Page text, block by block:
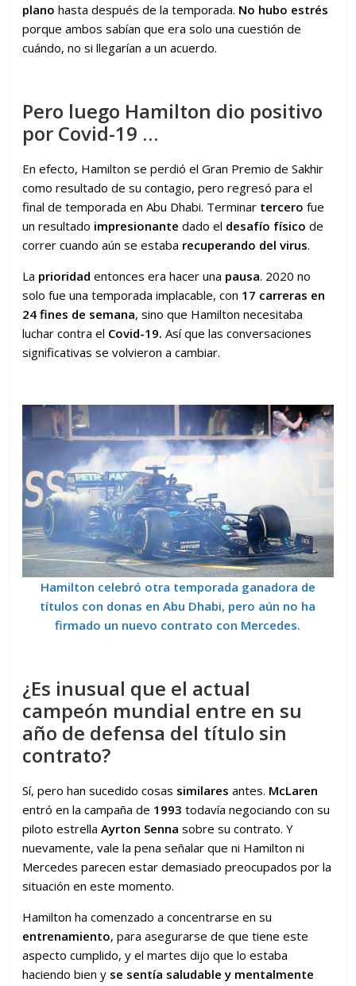
plano hasta después de la temporada. No hubo estrés
porque ambos sabían que era solo una cuestión de
cuándo, no si llegarían a un acuerdo.
Pero luego Hamilton dio positivo
por Covid-19 …
En efecto, Hamilton se perdió el Gran Premio de Sakhir
como resultado de su contagio, pero regresó para el
final de temporada en Abu Dhabi. Terminar tercero fue
un resultado impresionante dado el desafío físico de
correr cuando aún se estaba recuperando del virus.
La prioridadentonces era hacer una pausa. 2020 no
solo fue una temporada implacable, con 17 carreras en
24 fines de semana, sino que Hamilton necesitaba
luchar contra el Covid-19. Así que las conversaciones
significativas se volvieron a cambiar.
Hamilton celebró otra temporada ganadora de
títulos con donas en Abu Dhabi, pero aún no ha
firmado un nuevo contrato con Mercedes.
¿Es inusual que el actual
campeón mundial entre en su
año de defensa del título sin
contrato?
Sí, pero han sucedido cosas similares antes. McLaren
entró en la campaña de 1993todavía negociando con su
piloto estrellaAyrton Senna sobre su contrato. Y
nuevamente, vale la pena señalar que ni Hamilton ni
Mercedes parecen estar demasiado preocupados por la
situación en este momento.
Hamilton ha comenzado a concentrarse en su
entrenamiento, para asegurarse de que tiene este
aspecto cumplido, y el martes dijo que lo estaba
haciendo bien y se sentía saludable y mentalmente